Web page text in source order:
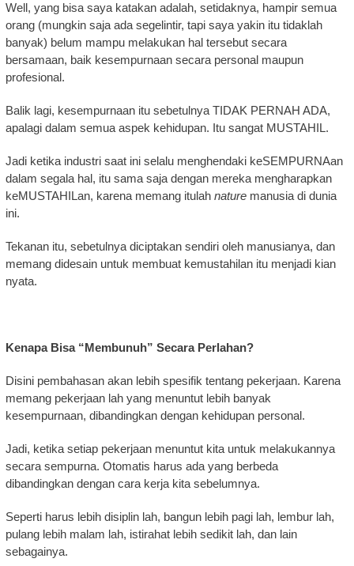
Well, yang bisa saya katakan adalah, setidaknya, hampir semua
orang (mungkin saja ada segelintir, tapi saya yakin itu tidaklah
banyak) belum mampu melakukan hal tersebut secara
bersamaan, baik kesempurnaan secara personal maupun
profesional.
Balik lagi, kesempurnaan itu sebetulnya TIDAK PERNAH ADA,
apalagi dalam semua aspek kehidupan. Itu sangat MUSTAHIL.
Jadi ketika industri saat ini selalu menghendaki keSEMPURNAan
dalam segala hal, itu sama saja dengan mereka mengharapkan
keMUSTAHILan, karena memang itulah naturemanusia di dunia
ini.
Tekanan itu, sebetulnya diciptakan sendiri oleh manusianya, dan
memang didesain untuk membuat kemustahilan itu menjadi kian
nyata.
Kenapa Bisa “Membunuh” Secara Perlahan?
Disini pembahasan akan lebih spesifik tentang pekerjaan. Karena
memang pekerjaan lah yang menuntut lebih banyak
kesempurnaan, dibandingkan dengan kehidupan personal.
Jadi, ketika setiap pekerjaan menuntut kita untuk melakukannya
secara sempurna. Otomatis harus ada yang berbeda
dibandingkan dengan cara kerja kita sebelumnya.
Seperti harus lebih disiplin lah, bangun lebih pagi lah, lembur lah,
pulang lebih malam lah, istirahat lebih sedikit lah, dan lain
sebagainya.